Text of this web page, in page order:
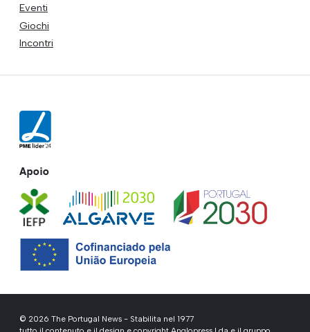
Eventi
Giochi
Incontri
Apoio
© 2026 The Portugal News - Stabilita nel 1977